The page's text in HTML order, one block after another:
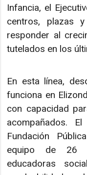
Infancia, el
centros, plazas
responder al
tutelados en los
En esta línea,
funciona en
con capacidad
acompañados.
Fundación
equipo de 26
educadoras